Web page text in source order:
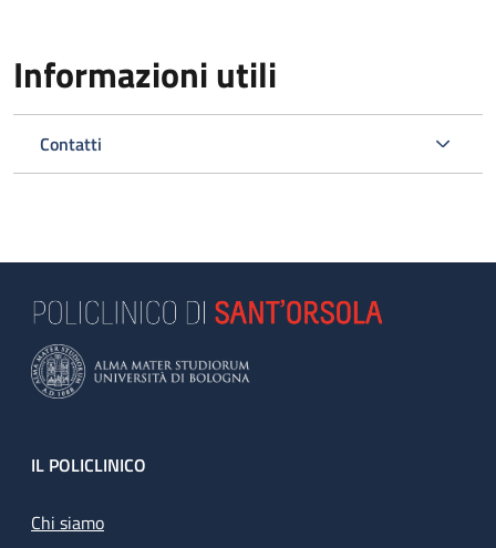
Informazioni utili
Contatti
Footer
IL POLICLINICO
Chi siamo